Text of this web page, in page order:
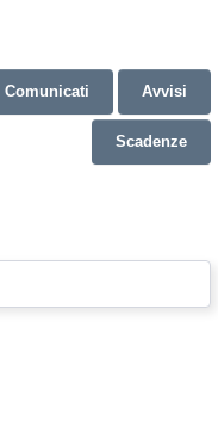
Comunicati Avvisi
Scadenze